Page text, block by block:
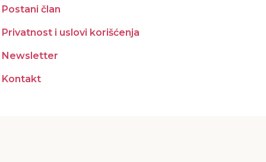
Postani član
Privatnost i uslovi korišćenja
Newsletter
Kontakt